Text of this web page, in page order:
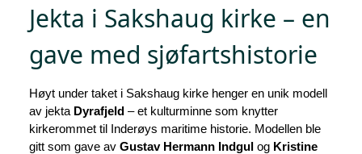
Jekta i Sakshaug kirke – en
gave med sjøfartshistorie
Høyt under taket i Sakshaug kirke henger en unik modell
av jekta Dyrafjeld – et kulturminne som knytter
kirkerommet til Inderøys maritime historie. Modellen ble
gitt som gave av Gustav Hermann Indgul og Kristine